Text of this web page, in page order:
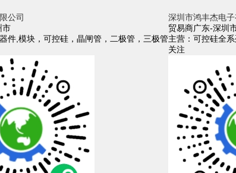
公司
市
件,模块，可控硅，晶闸管，二极管，三极管
深圳市鸿丰杰电子
贸易商广东-深圳
主营：可控硅全
关注